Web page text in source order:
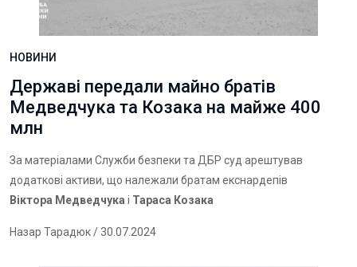
НОВИНИ
Державі передали майно братів
Медведчука та Козака на майже 400
млн
За матеріалами Служби безпеки та ДБР суд арештував
додаткові активи, що належали братам екснардепів
Віктора Медведчука і Тараса Козака
Назар Тарадюк/ 30.07.2024